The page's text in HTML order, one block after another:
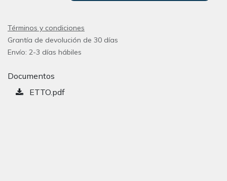
Términos y condiciones
Grantía de devolución de 30 días
Envío: 2-3 días hábiles
Documentos
ETTO.pdf